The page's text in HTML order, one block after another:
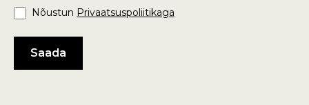
Nõustun Privaatsuspoliitikaga